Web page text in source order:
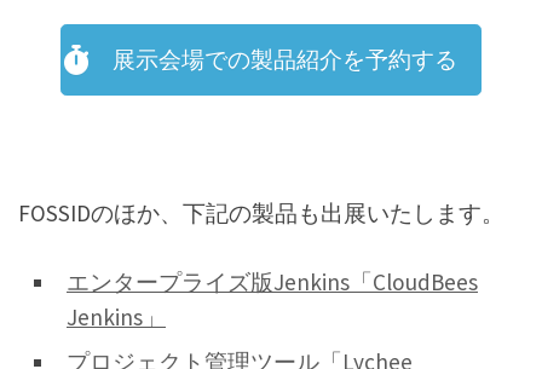
展示会場での製品紹介を予約する
FOSSIDのほか、下記の製品も出展いたします。
エンタープライズ版Jenkins「CloudBees
Jenkins」
プロジェクト管理ツール「Lychee